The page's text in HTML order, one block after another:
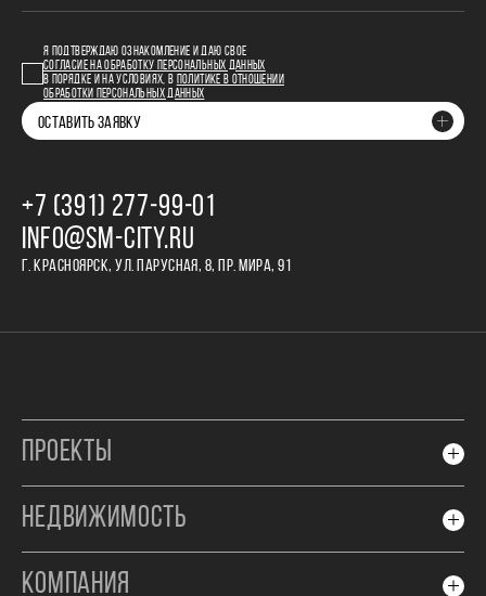
Я ПОДТВЕРЖДАЮ ОЗНАКОМЛЕНИЕ И ДАЮ СВОЕ
СОГЛАСИЕ НА ОБРАБОТКУ ПЕРСОНАЛЬНЫХ ДАННЫХ
В ПОРЯДКЕ И НА УСЛОВИЯХ, В
ПОЛИТИКЕ В ОТНОШЕНИИ
ОБРАБОТКИ ПЕРСОНАЛЬНЫХ ДАННЫХ
ОСТАВИТЬ ЗАЯВКУ
+7 (391) 277‒99‒01
INFO@SM-CITY.RU
Г. КРАСНОЯРСК, УЛ. ПАРУСНАЯ, 8, ПР. МИРА, 91
ПРОЕКТЫ
НЕДВИЖИМОСТЬ
КОМПАНИЯ